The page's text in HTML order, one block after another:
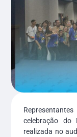
celebração do
realizada no